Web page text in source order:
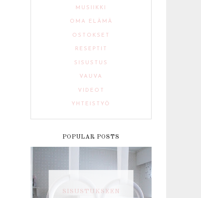
MUSIIKKI
OMA ELÄMÄ
OSTOKSET
RESEPTIT
SISUSTUS
VAUVA
VIDEOT
YHTEISTYÖ
POPULAR POSTS
SISUSTUKSEEN